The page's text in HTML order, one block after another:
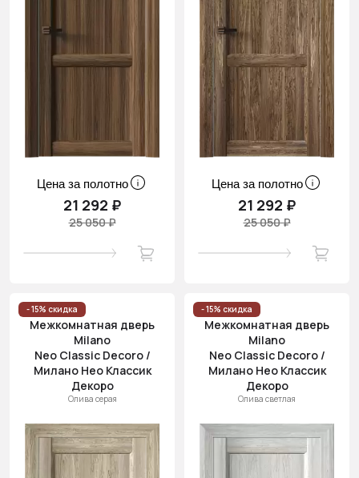
Цена за полотно
21 292 ₽
25 050 ₽
Цена за полотно
21 292 ₽
25 050 ₽
- 15% скидка
Межкомнатная дверь
Milano
Neo Classic Decoro /
Милано Нео Классик
Декоро
Олива серая
- 15% скидка
Межкомнатная дверь
Milano
Neo Classic Decoro /
Милано Нео Классик
Декоро
Олива светлая